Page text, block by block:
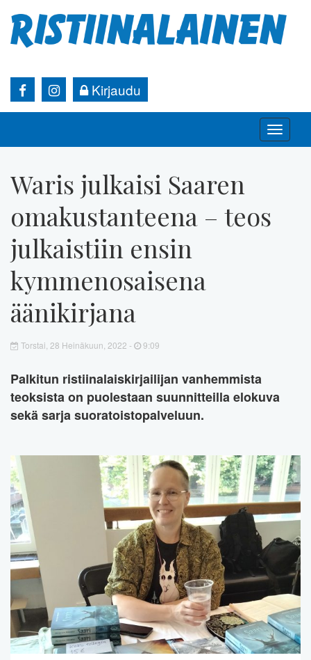
Kirjaudu
Toggle
Waris julkaisi Saaren
omakustanteena – teos
julkaistiin ensin
kymmenosaisena
äänikirjana
Torstai, 28 Heinäkuun, 2022 - 9:09
Palkitun ristiinalaiskirjailijan vanhemmista
teoksista on puolestaan suunnitteilla elokuva
sekä sarja suoratoistopalveluun.